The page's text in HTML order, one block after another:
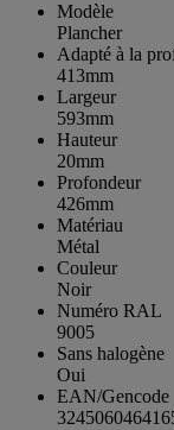
Modèle
Plancher
Adapté à la
413mm
Largeur
593mm
Hauteur
20mm
Profondeur
426mm
Matériau
Métal
Couleur
Noir
Numéro RAL
9005
Sans halogène
Oui
EAN/Gencode